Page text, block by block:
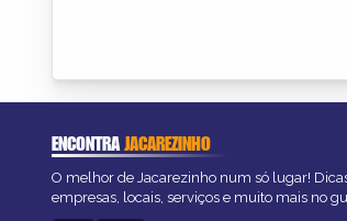
ENCONTRAJACAREZINHO
O melhor de Jacarezinho num só lugar!
empresas, locais, serviços e muito mais no